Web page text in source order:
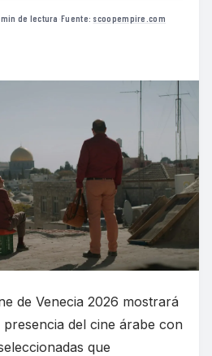
min de lectura ·Fuente: scoopempire.com
de Venecia 2026 mostrará
presencia del cine árabe con
que